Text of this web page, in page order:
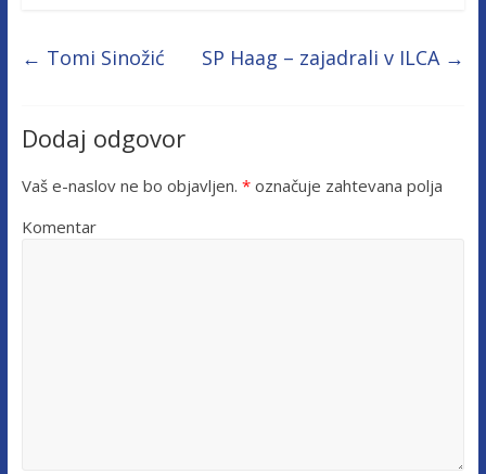
← Tomi Sinožić SP Haag – zajadrali v ILCA →
Dodaj odgovor
Vaš e-naslov ne bo objavljen. *označuje zahtevana polja
Komentar